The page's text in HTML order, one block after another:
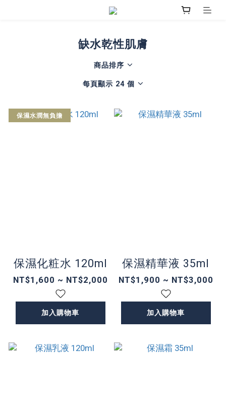
缺水乾性肌膚
商品排序
每頁顯示 24 個
保濕水潤無負擔
保濕化粧水 120ml
NT$1,600 ~ NT$2,000
加入購物車
保濕精華液 35ml
NT$1,900 ~ NT$3,000
加入購物車